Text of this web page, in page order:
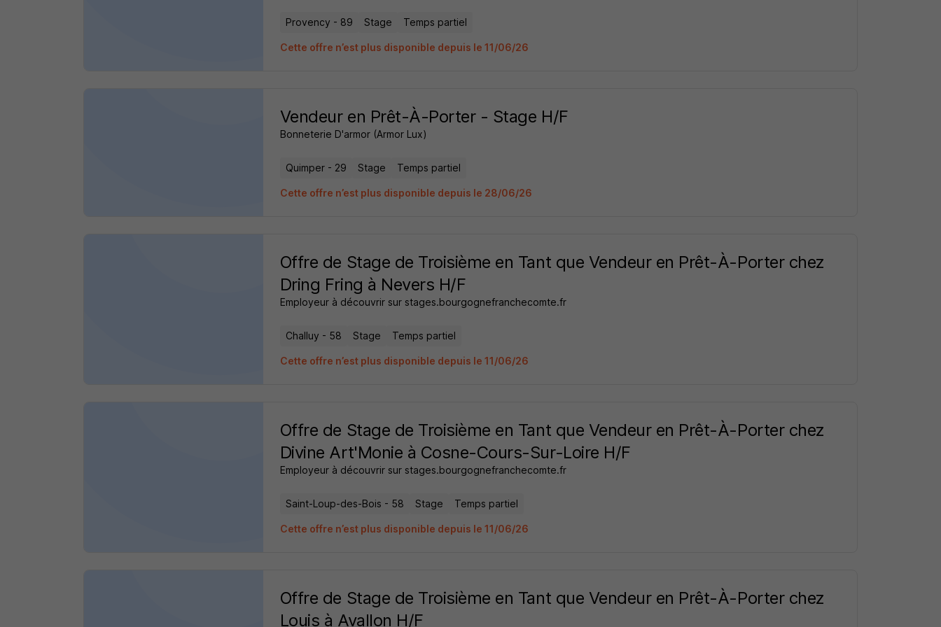
Provency - 89 Stage Temps partiel
Cette offre n’est plus disponible depuis le 11/06/26
Vendeur en Prêt-À-Porter - Stage H/F
Bonneterie D'armor (Armor Lux)
Quimper - 29 Stage Temps partiel
Cette offre n’est plus disponible depuis le 28/06/26
Offre de Stage de Troisième en Tant que Vendeur en Prêt-À-Porter chez
Dring Fring à Nevers H/F
Employeur à découvrir sur stages.bourgognefranchecomte.fr
Challuy - 58 Stage Temps partiel
Cette offre n’est plus disponible depuis le 11/06/26
Offre de Stage de Troisième en Tant que Vendeur en Prêt-À-Porter chez
Divine Art'Monie à Cosne-Cours-Sur-Loire H/F
Employeur à découvrir sur stages.bourgognefranchecomte.fr
Saint-Loup-des-Bois - 58 Stage Temps partiel
Cette offre n’est plus disponible depuis le 11/06/26
Offre de Stage de Troisième en Tant que Vendeur en Prêt-À-Porter chez
Louis à Avallon H/F